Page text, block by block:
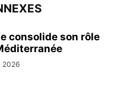
consolide son rôle
2026